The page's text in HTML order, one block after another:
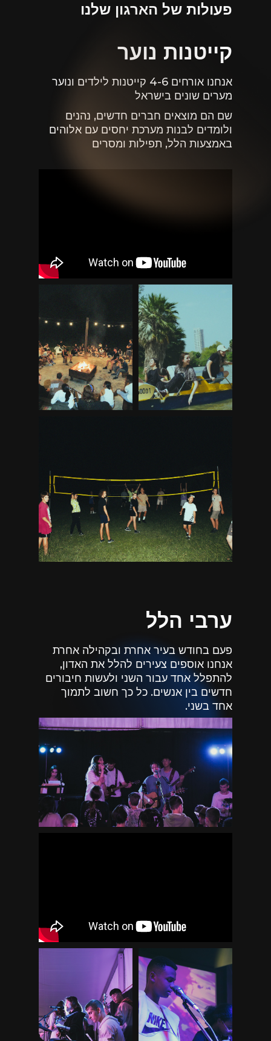
פעולות של הארגון שלנו
קייטנות נוער
אנחנו אורחים 4-6 קייטנות לילדים ונוער
מערים שונים בישראל
שם הם מוצאים חברים חדשים, נהנים
ולומדים לבנות מערכת יחסים עם אלוהים
באמצעות הלל, תפילות ומסרים
ערבי הלל
פעם בחודש בעיר אחרת ובקהילה אחרת
אנחנו אוספים צעירים להלל את האדון,
להתפלל אחד עבור השני ולעשות חיבורים
חדשים בין אנשים. כל כך חשוב לתמוך
אחד בשני.